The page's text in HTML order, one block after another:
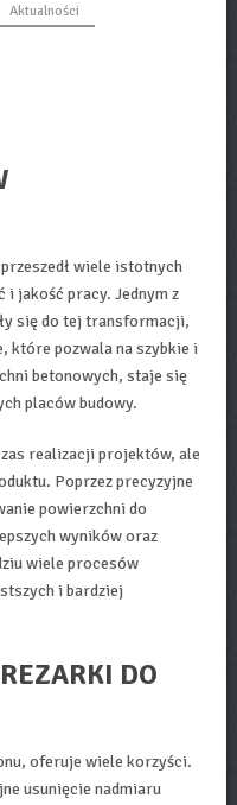
Aktualności
wiele istotnych
i jakość pracy. Jednym z
się do tej transformacji,
które pozwala na szybkie i
betonowych, staje się
placów budowy.
realizacji projektów, ale
Poprzez precyzyjne
powierzchni do
wyników oraz
wiele procesów
i bardziej
DO
oferuje wiele korzyści.
usunięcie nadmiaru